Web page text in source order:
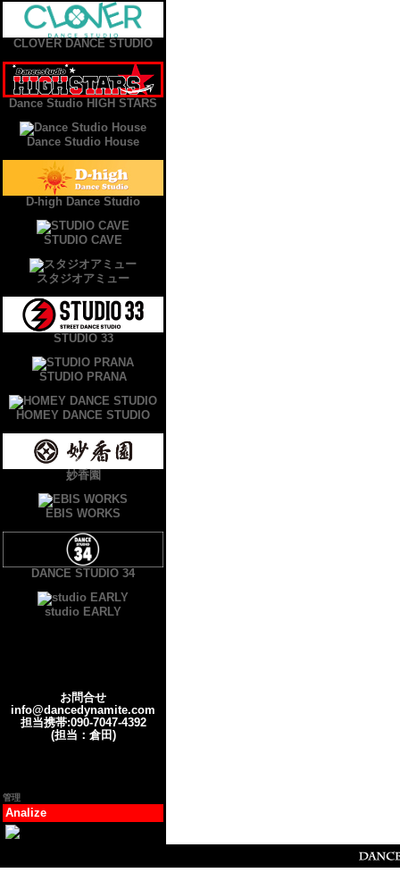
CLOVER DANCE STUDIO
Dance Studio HIGH STARS
Dance Studio House
D-high Dance Studio
STUDIO CAVE
スタジオアミュー
STUDIO 33
STUDIO PRANA
HOMEY DANCE STUDIO
妙香園
EBIS WORKS
DANCE STUDIO 34
studio EARLY
お問合せ
info@dancedynamite.com
担当携帯:090-7047-4392
(担当：倉田)
管理
Analize